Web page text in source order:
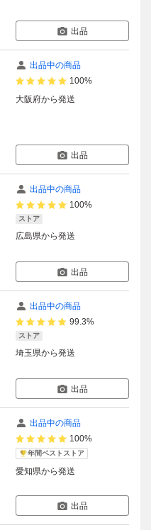
出品
出品中の商品
100%
大阪府から発送
出品
出品中の商品
100%
ストア
広島県から発送
出品
出品中の商品
99.3%
ストア
埼玉県から発送
出品
出品中の商品
100%
年間ベストストア
愛知県から発送
出品